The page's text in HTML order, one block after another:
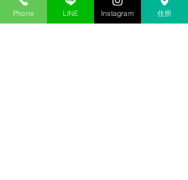
店頭買取はこちら
Phone LINE Instagram 住所